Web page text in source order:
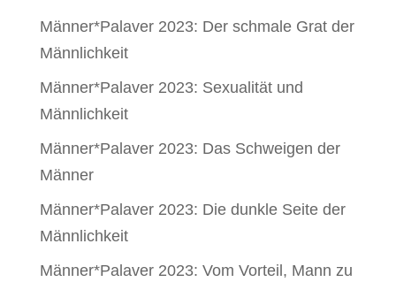
Männer*Palaver 2023: Der schmale Grat der
Männlichkeit
Männer*Palaver 2023: Sexualität und
Männlichkeit
Männer*Palaver 2023: Das Schweigen der
Männer
Männer*Palaver 2023: Die dunkle Seite der
Männlichkeit
Männer*Palaver 2023: Vom Vorteil, Mann zu